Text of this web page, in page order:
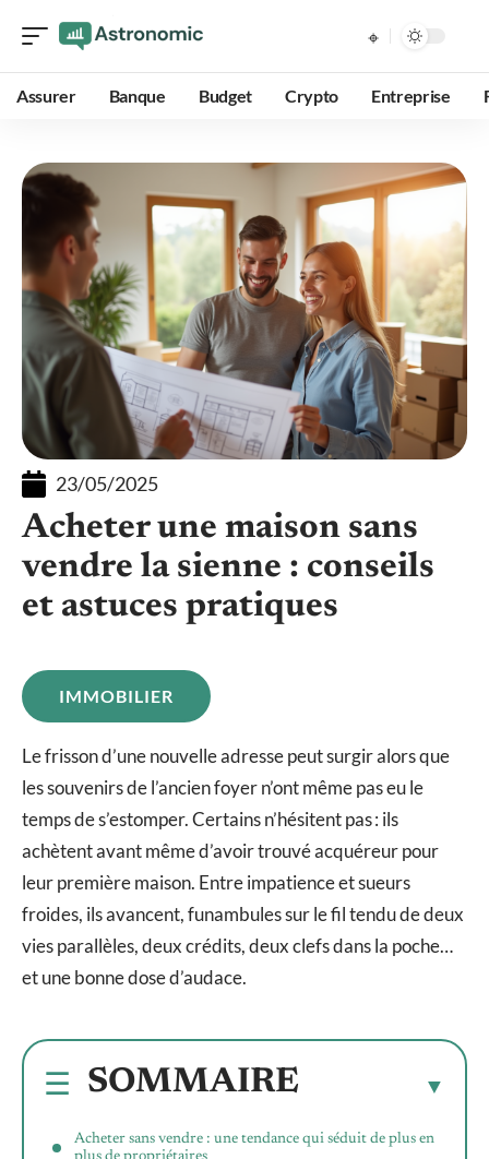
Assurer Banque Budget Crypto Entreprise
23/05/2025
Acheter une maison sans
vendre la sienne : conseils
et astuces pratiques
IMMOBILIER
Le frisson d’une nouvelle adresse peut surgir alors que
les souvenirs de l’ancien foyer n’ont même pas eu le
temps de s’estomper. Certains n’hésitent pas : ils
achètent avant même d’avoir trouvé acquéreur pour
leur première maison. Entre impatience et sueurs
froides, ils avancent, funambules sur le fil tendu de deux
vies parallèles, deux crédits, deux clefs dans la poche…
et une bonne dose d’audace.
SOMMAIRE
Acheter sans vendre : une tendance qui séduit de plus en